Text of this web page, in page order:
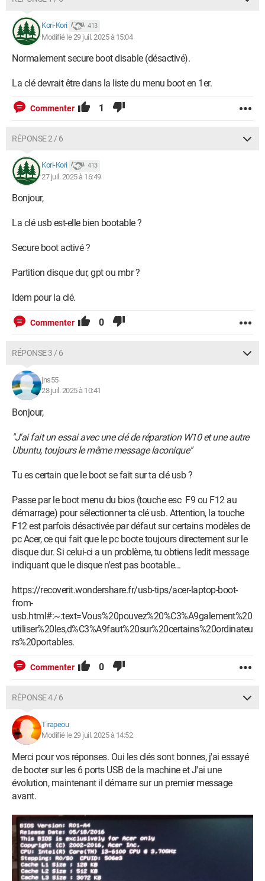
Kori-Kori 413
Modifié le 29 juil. 2025 à 15:04
Normalement secure boot disable (désactivé).
La clé devrait être dans la liste du menu boot en 1er.
Commenter 1
RÉPONSE 2 / 6
Kori-Kori 413
27 juil. 2025 à 16:49
Bonjour,
La clé usb est-elle bien bootable ?
Secure boot activé ?
Partition disque dur, gpt ou mbr ?
Idem pour la clé.
Commenter 0
RÉPONSE 3 / 6
jns55
28 juil. 2025 à 10:41
Bonjour,
"J'ai fait un essai avec une clé de réparation W10 et une autre
Ubuntu, toujours le même message laconique"
Tu es certain que le boot se fait sur ta clé usb ?
Passe par le boot menu du bios (touche esc F9 ou F12 au
démarrage) pour sélectionner ta clé usb. Attention, la touche
F12 est parfois désactivée par défaut sur certains modèles de
pc Acer, ce qui fait que le pc boote toujours directement sur le
disque dur. Si celui-ci a un problème, tu obtiens ledit message
indiquant que le disque n'est pas bootable...
https://recoverit.wondershare.fr/usb-tips/acer-laptop-boot-
from-
usb.html#:~:text=Vous%20pouvez%20%C3%A9galement%20
utiliser%20les,d%C3%A9faut%20sur%20certains%20ordinateu
rs%20portables.
Commenter 0
RÉPONSE 4 / 6
Tirapeou
Modifié le 29 juil. 2025 à 14:52
Merci pour vos réponses. Oui les clés sont bonnes, j'ai essayé
de booter sur les 6 ports USB de la machine et J'ai une
évolution, maintenant il démarre sur un premier message
avant.